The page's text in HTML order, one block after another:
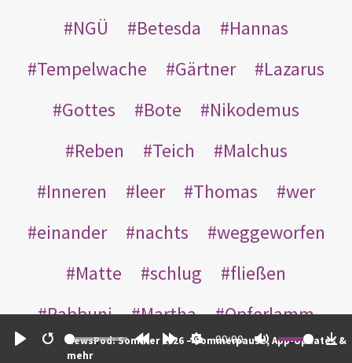
Restart
00:00
NewsPod: Sommer 2026 – Sommerpause, App-Updates &
mehr
NGÜ
Betesda
Hannas
Tempelwache
Gärtner
Lazarus
Gottes
Bote
Nikodemus
Reben
Teich
Malchus
Inneren
leer Thomas
wer
einander
nachts
weggeworfen
Matte
schlug
fließen
Rabbuni
Martha
Opferlamm
gewaschen
jüdischen